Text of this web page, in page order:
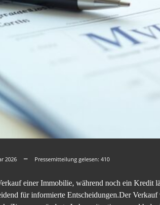
2026 Pressemitteilung gelesen: 410
einer Immobilie, während noch ein Kredit
für informierte Entscheidungen.Der